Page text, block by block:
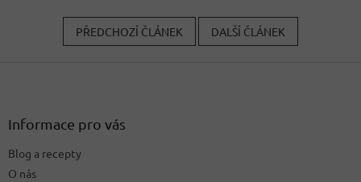
PŘEDCHOZÍ ČLÁNEK DALŠÍ ČLÁNEK
Informace pro vás
Blog a recepty
O nás